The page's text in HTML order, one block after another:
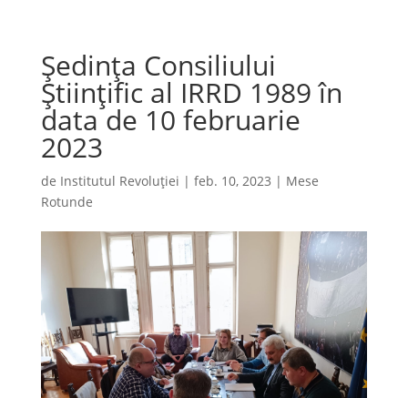
Ședința Consiliului
Științific al IRRD 1989 în
data de 10 februarie
2023
de Institutul Revoluției | feb. 10, 2023 | Mese
Rotunde